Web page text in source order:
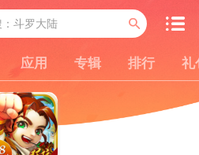
应用 专辑 排行 礼